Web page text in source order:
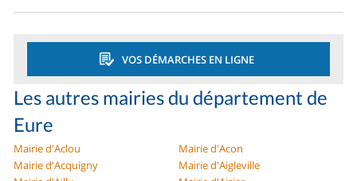
VOS DÉMARCHES EN LIGNE
Les autres mairies du département de
Eure
Mairie d'Aclou
Mairie d'Acon
Mairie d'Acquigny
Mairie d'Aigleville